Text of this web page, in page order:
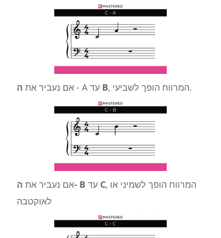
אם נעביר את ה - A עד B , המרווח הופך לשביעי.
אם נעביר אתה- B עד C, המרווח הופך לשמיני או
לאוקטבה